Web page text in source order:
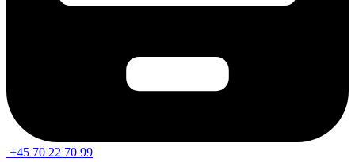
+45 70 22 70 99